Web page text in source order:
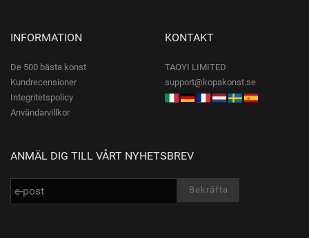
INFORMATION
De 500 bästa konst
Kundrecensioner
Integritetspolicy
Användarvillkor
KONTAKT
TAOYI LIMITED
support@kopakonst.se
ANMÄL DIG TILL VÅRT NYHETSBREV